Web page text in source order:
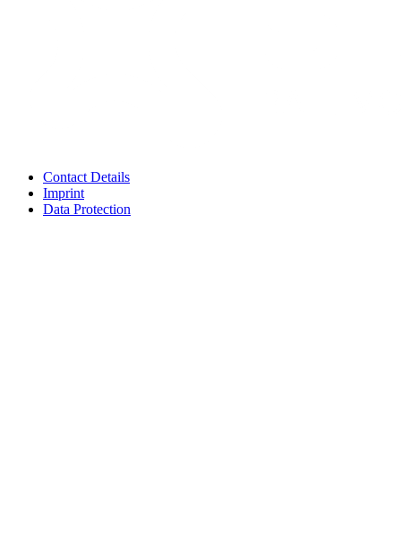
Contact Details
Imprint
Data Protection